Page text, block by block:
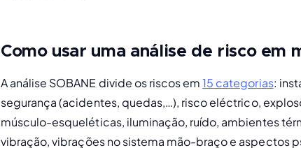
Como usar uma análise de risco em
A análise SOBANE divide os riscos em 15 categorias:
segurança (acidentes, quedas,…), risco eléctrico,
músculo-esqueléticas, iluminação, ruído, ambientes
vibração, vibrações no sistema mão-braço e aspectos